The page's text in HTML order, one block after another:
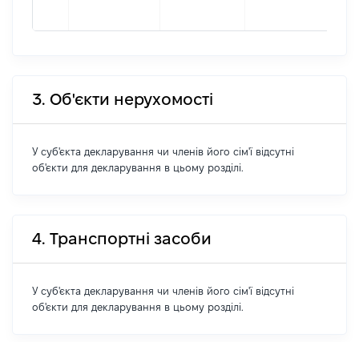
3. Об'єкти нерухомості
У суб'єкта декларування чи членів його сім'ї відсутні
об'єкти для декларування в цьому розділі.
4. Транспортні засоби
У суб'єкта декларування чи членів його сім'ї відсутні
об'єкти для декларування в цьому розділі.